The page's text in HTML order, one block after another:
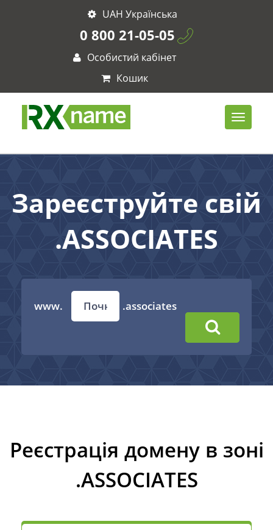
UAH Українська
0 800 21-05-05
Особистий кабінет
Кошик
Зареєструйте свій
.ASSOCIATES
www. .associates
Реєстрація домену в зоні
.ASSOCIATES